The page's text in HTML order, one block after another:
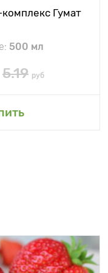
Гумат
500 мл
5.19 руб